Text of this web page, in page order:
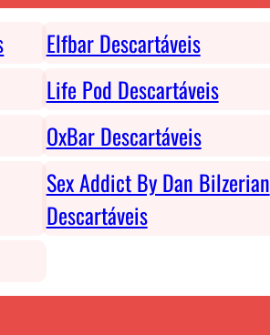
Elfbar Descartáveis
Life Pod Descartáveis
OxBar Descartáveis
Sex Addict By Dan Bilzerian
Descartáveis